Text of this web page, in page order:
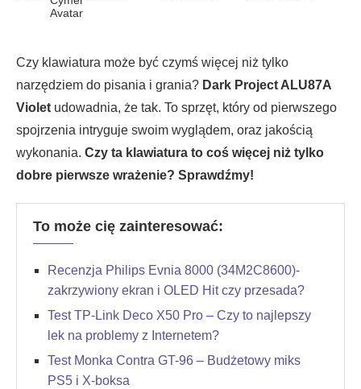
Czy klawiatura może być czymś więcej niż tylko
narzędziem do pisania i grania? Dark Project ALU87A
Violet udowadnia, że tak. To sprzęt, który od pierwszego
spojrzenia intryguje swoim wyglądem, oraz jakością
wykonania. Czy ta klawiatura to coś więcej niż tylko
dobre pierwsze wrażenie? Sprawdźmy!
To może cię zainteresować:
Recenzja Philips Evnia 8000 (34M2C8600)-
zakrzywiony ekran i OLED Hit czy przesada?
Test TP-Link Deco X50 Pro – Czy to najlepszy
lek na problemy z Internetem?
Test Monka Contra GT-96 – Budżetowy miks
PS5 i X-boksa